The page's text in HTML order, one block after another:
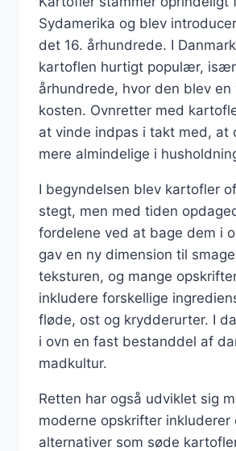
Sydamerika og blev
det 16. århundrede. I
kartoflen hurtigt populær,
århundrede, hvor den blev
kosten. Ovnretter med
at vinde indpas i takt med, at
mere almindelige i
I begyndelsen blev kartofler
stegt, men med tiden
fordelene ved at bage dem i
gav en ny dimension til
teksturen, og mange
inkludere forskellige
fløde, ost og krydderurter. I
i ovn en fast bestanddel af
madkultur.
Retten har også udviklet sig
moderne opskrifter inkluderer
alternativer som søde